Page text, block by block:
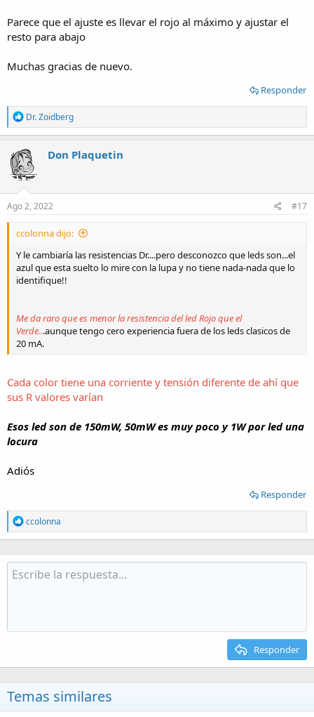
Parece que el ajuste es llevar el rojo al máximo y ajustar el
resto para abajo
Muchas gracias de nuevo.
Responder
R
e
a
c
t
i
o
n
s
Dr. Zoidberg
Don Plaquetin
Ago 2, 2022 #17
ccolonna dijo:
Y le cambiaría las resistencias Dr....pero desconozco que leds son...el
azul que esta suelto lo mire con la lupa y no tiene nada-nada que lo
identifique!!
Me da raro que es menor la resistencia del led Rojo que el
Verde...aunque tengo cero experiencia fuera de los leds clasicos de
20 mA.
Cada color tiene una corriente y tensión diferente de ahí que
sus R valores varían
Esos led son de 150mW, 50mW es muy poco y 1W por led una
locura
Adiós
Responder
R
e
a
c
t
i
ccolonna
Responder
Temas similares